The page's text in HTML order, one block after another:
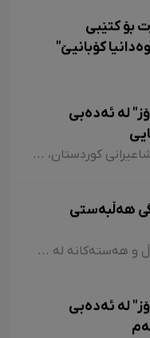
بۆ کتێبی
کۆبانیێ"
لە ئەدەبی
زۆرینەی نووسەران و شاعیرانی کوردستان، لە شیعر و دەقەکانیاندا بە شێوازی جۆراوجۆر باسی نەورۆزیان کردووە کە لەبەر نەبوونی مەجال تەنیا ئاماژەمان بە چەند شاعیر و چەند نموونە شیعر کرد. پێم خۆشە لە کۆتاییشدا ئاماژە بەوە بکەم کە شاعیران "موخلیس، عەونی، هەژار، زاری، عەلی حەسەنیانی، ژیلا حسەینی، محەممەد ساڵح دیلان، ئەسیری، ناسر ئاغابرا، جەلال مەلەکشا، شێرکۆ بێکەس و عەبدوڵڵا پەشێو و..." لە چەندین شیعریاندا باسی "نەورۆز"یان کردووە و لەسەر کوردستانیبوونی نەورۆز جەختیان کردووەتەوە.
هەڵبەستی
مەلای جزیری لێدانی دڵ و هەستەکانە لە شیعری کلاسیکدا. مەلای جزیری ساڵی ١٥٦٥ لە جزیری بۆتان لەدایک بووە. ناوی "ئەحمەد"ە و لە شیعردا نازناوی "نیشانی، مەلێ و مەلا"یە و لە سەدەی ١٧دا ژیاوە. مەلا ئەحمەد جزیری لەسەر دەستی باوکی (شێخ محەممەد) دەستی بە خوێندن کردووە و لە مەدرەسەی "هەکاری و عیمادی" درێژەی بە خوێندن داوە.
لە ئەدەبی